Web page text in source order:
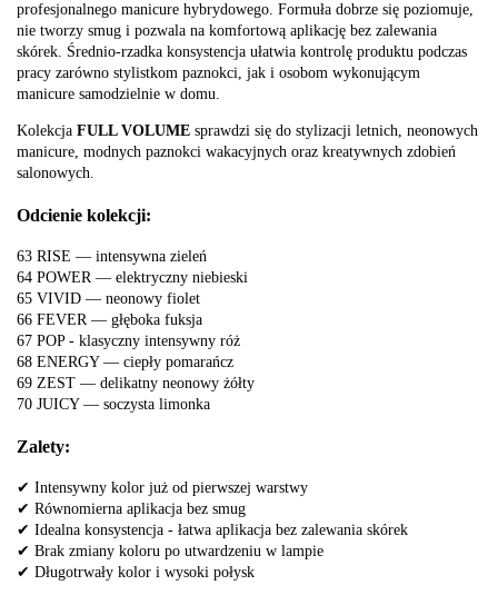
profesjonalnego manicure hybrydowego. Formuła dobrze się poziomuje,
nie tworzy smug i pozwala na komfortową aplikację bez zalewania
skórek. Średnio-rzadka konsystencja ułatwia kontrolę produktu podczas
pracy zarówno stylistkom paznokci, jak i osobom wykonującym
manicure samodzielnie w domu.
Kolekcja FULL VOLUME sprawdzi się do stylizacji letnich, neonowych
manicure, modnych paznokci wakacyjnych oraz kreatywnych zdobień
salonowych.
Odcienie kolekcji:
63 RISE — intensywna zieleń
64 POWER — elektryczny niebieski
65 VIVID — neonowy fiolet
66 FEVER — głęboka fuksja
67 POP - klasyczny intensywny róż
68 ENERGY — ciepły pomarańcz
69 ZEST — delikatny neonowy żółty
70 JUICY — soczysta limonka
Zalety:
✔ Intensywny kolor już od pierwszej warstwy
✔ Równomierna aplikacja bez smug
✔ Idealna konsystencja - łatwa aplikacja bez zalewania skórek
✔ Brak zmiany koloru po utwardzeniu w lampie
✔ Długotrwały kolor i wysoki połysk